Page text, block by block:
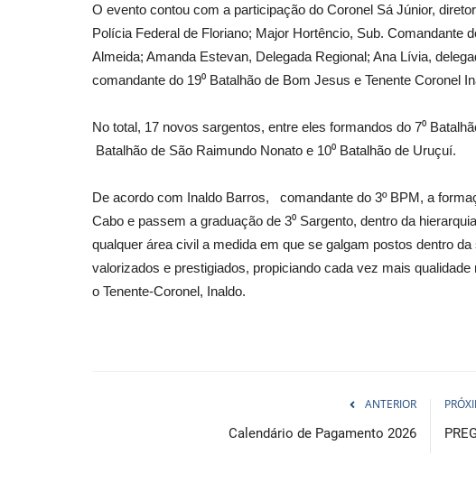
O evento contou com a participação do Coronel Sá Júnior,
Polícia Federal de Floriano; Major Hortêncio, Sub. Comandante
Almeida; Amanda Estevan, Delegada Regional; Ana Lívia,
comandante do 19⁰ Batalhão de Bom Jesus e Tenente Coronel
No total, 17 novos sargentos, entre eles formandos do 7⁰
Batalhão de São Raimundo Nonato e 10⁰ Batalhão de Uruçuí.
De acordo com Inaldo Barros, comandante do 3º BPM, a
Cabo e passem a graduação de 3⁰ Sargento, dentro da
qualquer área civil a medida em que se galgam postos dentro
valorizados e prestigiados, propiciando cada vez mais
o Tenente-Coronel, Inaldo.
ANTERIOR
Calendário de Pagamento 2026